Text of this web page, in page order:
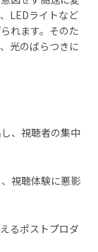
ーを除去す
LEDライトなど
れます。そのた
光のばらつきに
、視聴者の集中
視聴体験に悪影
るポストプロダ